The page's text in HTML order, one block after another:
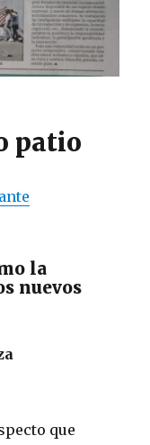
patio
la
nuevos
que